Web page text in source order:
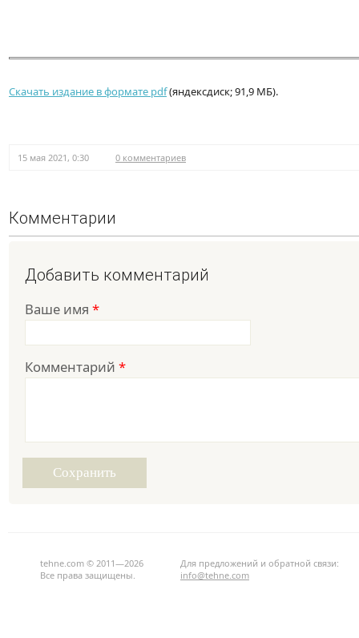
Скачать издание в формате pdf(яндексдиск; 91,9 МБ).
15 мая 2021, 0:30 0 комментариев
Комментарии
Добавить комментарий
Ваше имя *
Комментарий *
tehne.com © 2011—2026
Все права защищены.
Для предложений и обратной связи:
info@tehne.com